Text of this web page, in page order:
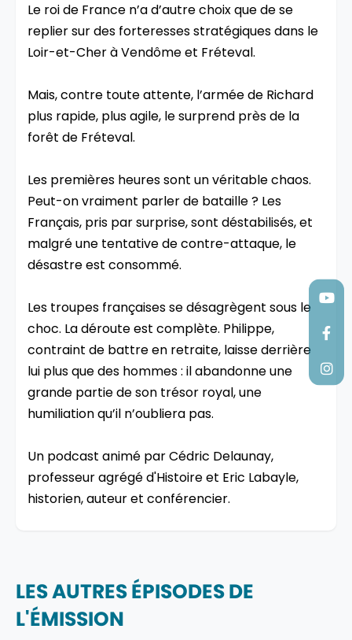
Le roi de France n’a d’autre choix que de se
replier sur des forteresses stratégiques dans le
Loir-et-Cher à Vendôme et Fréteval.
Mais, contre toute attente, l’armée de Richard
plus rapide, plus agile, le surprend près de la
forêt de Fréteval.
Les premières heures sont un véritable chaos.
Peut-on vraiment parler de bataille ? Les
Français, pris par surprise, sont déstabilisés, et
malgré une tentative de contre-attaque, le
désastre est consommé.
Les troupes françaises se désagrègent sous le
choc. La déroute est complète. Philippe,
contraint de battre en retraite, laisse derrière
lui plus que des hommes : il abandonne une
grande partie de son trésor royal, une
humiliation qu’il n’oubliera pas.
Un podcast animé par Cédric Delaunay,
professeur agrégé d'Histoire et Eric Labayle,
historien, auteur et conférencier.
LES AUTRES ÉPISODES DE
L'ÉMISSION